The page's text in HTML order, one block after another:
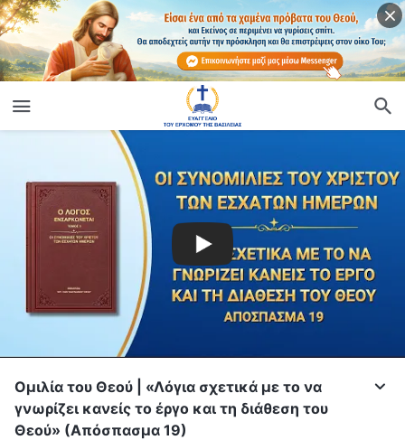
Ομιλία του Θεού | «Λόγια σχετικά με το να
γνωρίζει κανείς το έργο και τη διάθεση του
Θεού» (Απόσπασμα 19)